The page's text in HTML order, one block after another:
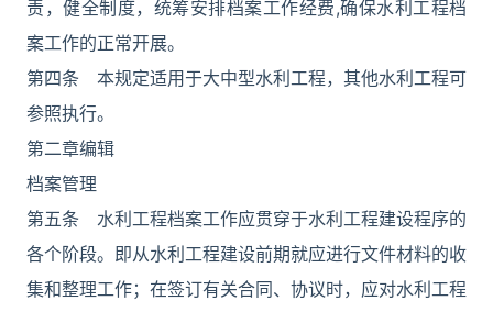
责，健全制度，统筹安排档案工作经费,确保水利工程档
案工作的正常开展。
第四条 本规定适用于大中型水利工程，其他水利工程可
参照执行。
第二章编辑
档案管理
第五条 水利工程档案工作应贯穿于水利工程建设程序的
各个阶段。即从水利工程建设前期就应进行文件材料的收
集和整理工作；在签订有关合同、协议时，应对水利工程